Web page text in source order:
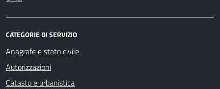
CATEGORIE DI SERVIZIO
Anagrafe e stato civile
Autorizzazioni
Catasto e urbanistica